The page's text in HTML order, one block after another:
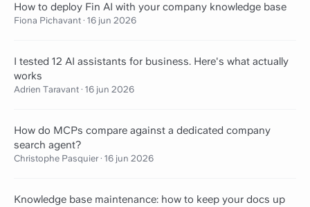
How to deploy Fin AI with your company knowledge base
Fiona Pichavant · 16 jun 2026
I tested 12 AI assistants for business. Here's what actually
works
Adrien Taravant · 16 jun 2026
How do MCPs compare against a dedicated company
search agent?
Christophe Pasquier · 16 jun 2026
Knowledge base maintenance: how to keep your docs up